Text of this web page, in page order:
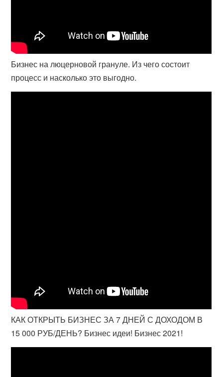
Бизнес на люцерновой грануле. Из чего состоит
процесс и насколько это выгодно.
КАК ОТКРЫТЬ БИЗНЕС ЗА 7 ДНЕЙ С ДОХОДОМ В
15 000 РУБ/ДЕНЬ? Бизнес идеи! Бизнес 2021!